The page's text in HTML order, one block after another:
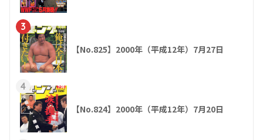
3
【No.825】2000年（平成12年）7月27日
4
【No.824】2000年（平成12年）7月20日